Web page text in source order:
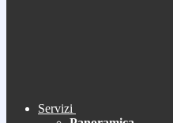
Servizi